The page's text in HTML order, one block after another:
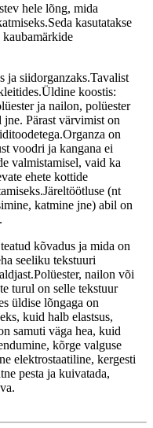
hele lõng, mida
kasutatakse
ja siidorganzaks.Tavalist
koostis:
ja nailon, polüester
Pärast värvimist on
on
voodri ja kangana ei
valmistamisel, vaid ka
ehete kottide
(nt
katmine jne) abil on
kõvadus ja mida on
seeliku tekstuuri
nailon või
turul on selle tekstuur
üldise lõngaga on
kuid halb elastsus,
samuti väga hea, kuid
kõrge valguse
elektrostaatiline, kergesti
pesta ja kuivatada,